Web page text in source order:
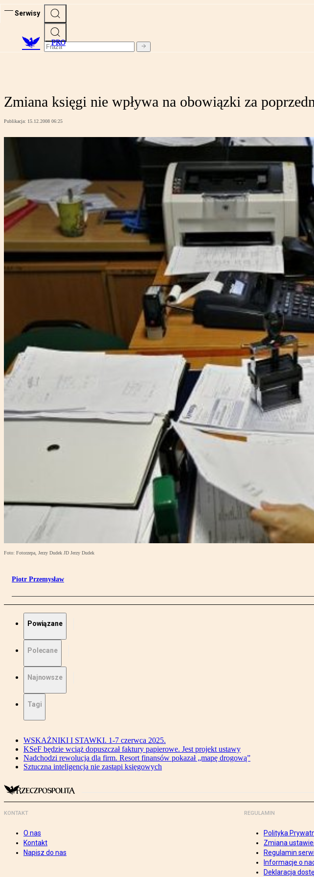
Serwisy
PRO
Zmiana księgi nie wpływa na obowiązki za
Publikacja: 15.12.2008 06:25
Foto: Fotorzepa, Jerzy Dudek JD Jerzy Dudek
Piotr Przemysław
Powiązane
Polecane
Najnowsze
Tagi
WSKAŻNIKI I STAWKI. 1-7 czerwca 2025.
KSeF będzie wciąż dopuszczał faktury papierowe. Jest projekt ustawy
Nadchodzi rewolucja dla firm. Resort finansów pokazał „mapę drogową”
Sztuczna inteligencja nie zastąpi księgowych
KONTAKT
O nas
Kontakt
Napisz do nas
REGULAMIN
Polityka
Zmiana
Regulamin
Informacje o
Deklaracja